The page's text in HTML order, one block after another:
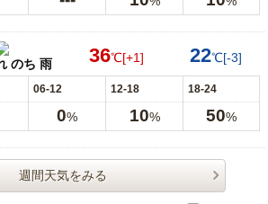
のち 雨 36℃[+1] 22℃[-3]
06-12 12-18 18-24
0% 10% 50%
週間天気をみる